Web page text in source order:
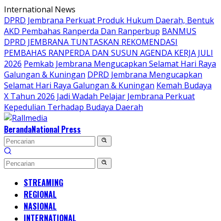
Langsung
ke
konten
International News
DPRD Jembrana Perkuat Produk Hukum Daerah, Bentuk
AKD Pembahas Ranperda Dan Ranperbup BANMUS
DPRD JEMBRANA TUNTASKAN REKOMENDASI
PEMBAHAS RANPERDA DAN SUSUN AGENDA KERJA JULI
2026 Pemkab Jembrana Mengucapkan Selamat Hari Raya
Galungan & Kuningan DPRD Jembrana Mengucapkan
Selamat Hari Raya Galungan & Kuningan Kemah Budaya
X Tahun 2026 Jadi Wadah Pelajar Jembrana Perkuat
Kepedulian Terhadap Budaya Daerah
BerandaNational Press
STREAMING
REGIONAL
NASIONAL
INTERNATIONAL